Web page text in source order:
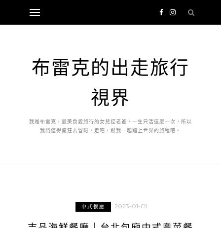
布雷克的出走旅行
視界
我是布雷克，愛美食愛旅行的女兒控老爸，一生只活這麼一次，所以
我們值得瘋狂去冒險，走吧，跟我一起踏上世界的旅程吧。
中式餐廳 2023-01-01